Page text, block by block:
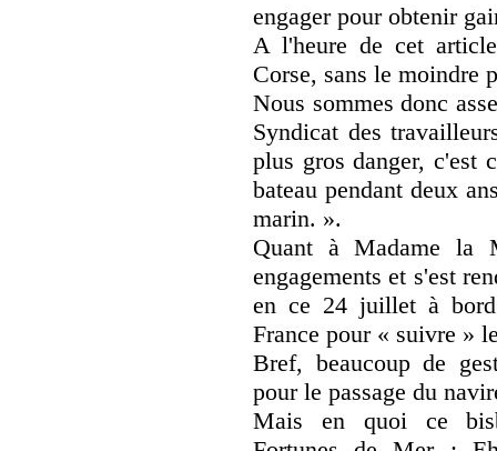
engager pour obtenir
A l'heure de cet
Corse, sans le moindre
Nous sommes donc
Syndicat des
plus gros danger, c'est
bateau pendant deux
marin. ».
Quant à Madame la
engagements et s'est
en ce 24 juillet à
France pour « suivre »
Bref, beaucoup de
pour le passage du
Mais en quoi ce